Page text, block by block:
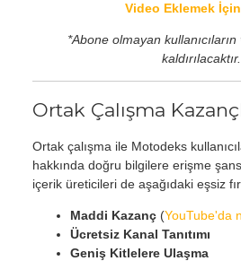
Video Eklemek İçin
*Abone olmayan
kaldırılacaktır.
Ortak Çalışma
Ortak çalışma ile Motodeks
hakkında doğru bilgilere erişme
içerik üreticileri de aşağıdaki eşsiz
Maddi Kazanç(YouTube'da
Ücretsiz Kanal Tanıtımı
Geniş Kitlelere Ulaşma